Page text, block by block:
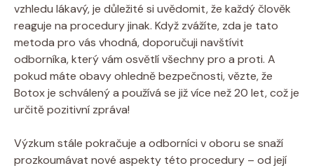
vzhledu lákavý, je důležité si uvědomit, že každý člověk
reaguje na procedury jinak. Když zvážíte, zda je tato
metoda pro vás vhodná, doporučuji navštívit
odborníka, který vám osvětlí všechny pro a proti. A
pokud máte obavy ohledně bezpečnosti, vězte, že
Botox je schválený a používá se již více než 20 let, což je
určitě pozitivní zpráva!
Výzkum stále pokračuje a odborníci v oboru se snaží
prozkoumávat nové aspekty této procedury – od její